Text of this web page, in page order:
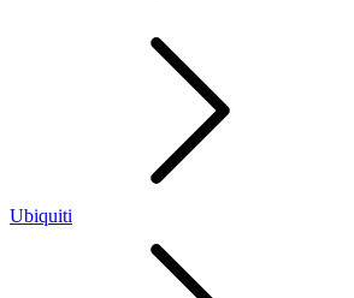
Ubiquiti